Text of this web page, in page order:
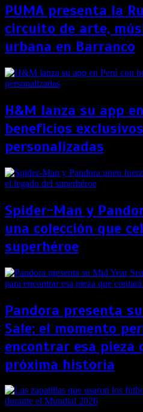
PUMA presenta la
circuito de arte,
urbana en Barranco
H&M lanza su app
beneficios
personalizadas
Spider-Man y
una colección que
superhéroe
Pandora presenta
Sale: el momento
encontrar esa pieza
próxima historia